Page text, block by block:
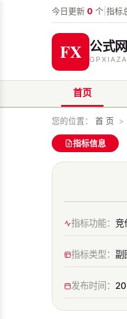
今日更新 0 个 指标
公式网
首页
您的位置： 首 页 >
指标信息
指标功能： 竞
指标类型： 副
发布时间：